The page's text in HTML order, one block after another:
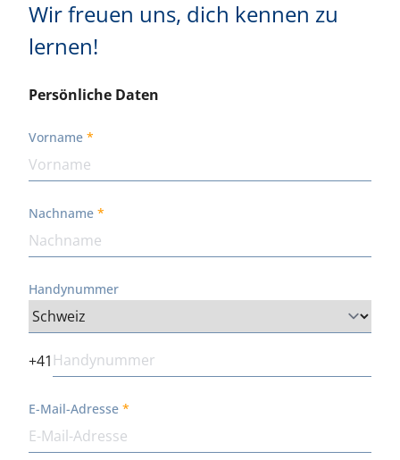
Wir freuen uns, dich kennen zu
lernen!
Persönliche Daten
Vorname
Nachname
Handynummer
+41
E-Mail-Adresse